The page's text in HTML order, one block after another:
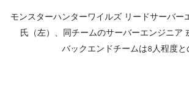
モンスターハンターワイルズ リードサーバー
氏（左）、同チームのサーバーエンジニア
バックエンドチームは8人程度と